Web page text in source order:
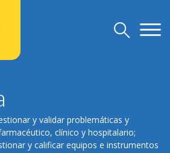
y validar problemáticas y
clínico y hospitalario;
y calificar equipos e instrumentos